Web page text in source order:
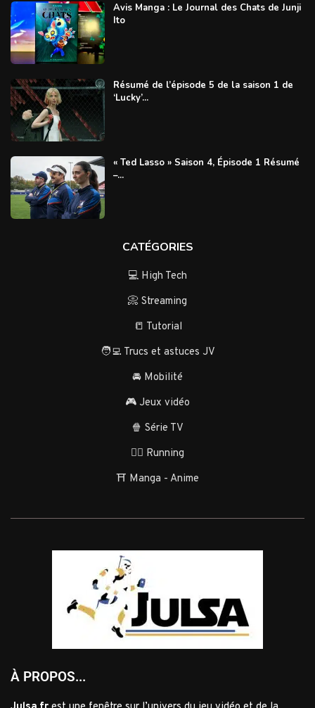
Avis Manga : Le Journal des Chats de Junji
Ito
Résumé de l’épisode 5 de la saison 1 de
‘Lucky’...
« Ted Lasso » Saison 4, Épisode 1 Résumé
–...
CATÉGORIES
💻 High Tech
📀 Streaming
📒 Tutorial
🧑‍💻 Trucs et astuces JV
🚘 Mobilité
🎮 Jeux vidéo
🍿 Série TV
🏃‍♂️ Running
⛩️ Manga - Anime
À PROPOS...